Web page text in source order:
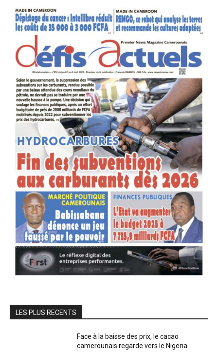
LES PLUS RECENTS
Face à la baisse des prix, le cacao
camerounais regarde vers le Nigeria